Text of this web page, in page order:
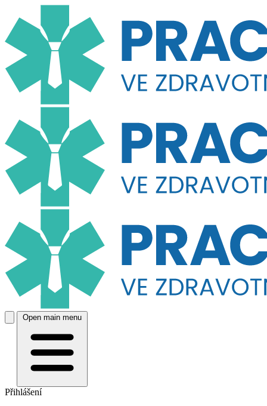
Open main menu
Přihlášení